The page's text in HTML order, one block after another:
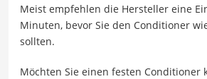
Meist empfehlen die Hersteller eine
Minuten, bevor Sie den Conditioner
sollten.
Möchten Sie einen festen Conditioner